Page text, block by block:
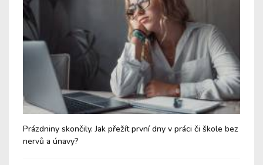
Prázdniny skončily. Jak přežít první dny v práci či škole bez
nervů a únavy?